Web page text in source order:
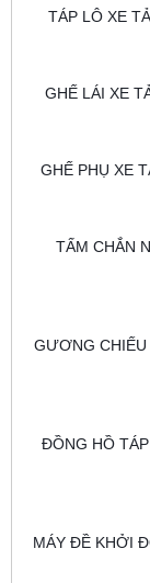
TÁP LÔ XE
GHẾ LÁI XE
GHẾ PHỤ XE
TẤM CHẮN
GƯƠNG CHIẾU
ĐỒNG HỒ
MÁY ĐỀ KHỞI